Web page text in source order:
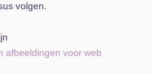
volgen.
afbeeldingen voor web